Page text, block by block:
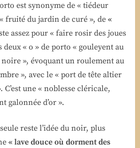
est synonyme de « tiédeur
fruité du jardin de curé », de «
assez pour « faire rosir des joues
deux « o » de porto « gouleyent au
», évoquant un roulement au
», avec le « port de tête altier
C’est une « noblesse cléricale,
galonnée d’or ».
reste l’idée du noir, plus
« lave douce où dorment des